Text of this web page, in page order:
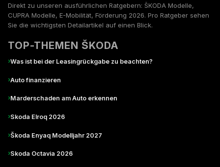
Direkt zu unseren ausführlichen Ratgebern: ŠKODA Modelle,
CUPRA Modelle, E-Mobilität, Förderung 2026. Pro Ratgeber sehen
Sie die wichtigsten Detailartikel auf einen Blick.
TOP-THEMEN ŠKODA
›Was ist bei der Leasingrückgabe zu beachten?
›Auto finanzieren
›Marderschaden am Auto erkennen
›Skoda Elroq 2026
›Škoda Enyaq Modelljahr 2027
›Skoda Octavia 2026